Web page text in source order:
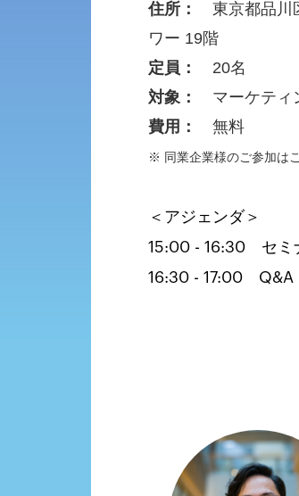
住所：
東京都品川
ワー 19階
定員：
20名
対象：
マーケティ
費用：
無料
※ 同業企業様のご参加は
＜アジェンダ＞
15:00 - 16:30 セミ
16:30 - 17:00 Q&A